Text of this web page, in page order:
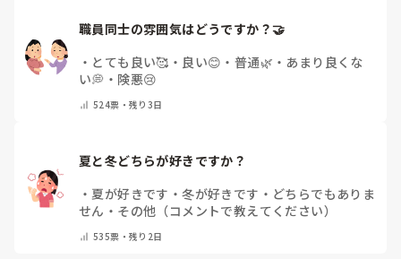
職員同士の雰囲気はどうですか？🤝
・ とても良い🥰 ・ 良い😊 ・ 普通🌿 ・ あまり良くな
い💭 ・ 険悪😢
524票・残り3日
夏と冬どちらが好きですか？
・ 夏が好きです ・冬が好きです ・ どちらでもありま
せん ・ その他（コメントで教えてください）
535票・残り2日